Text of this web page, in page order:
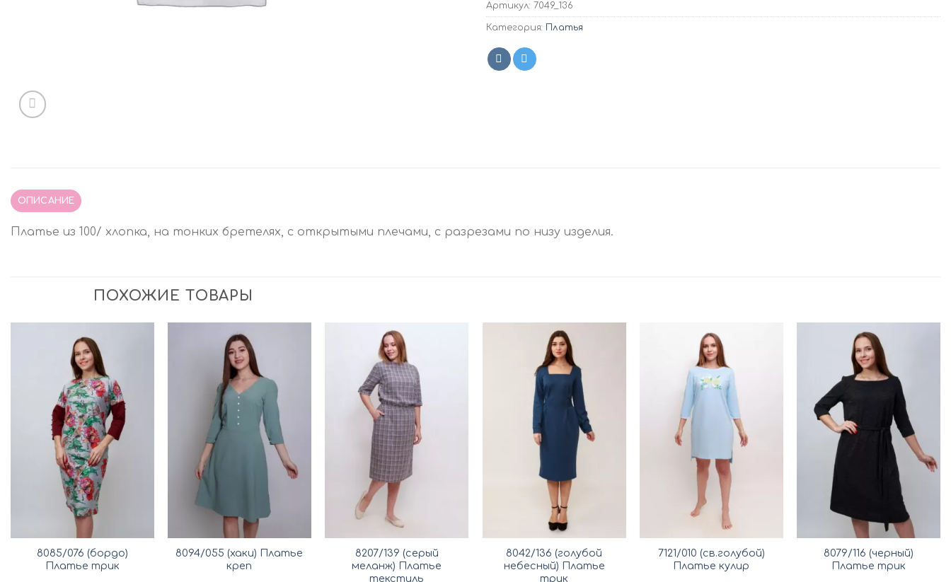
Артикул: 7049_136
Категория: Платья
ОПИСАНИЕ
Платье из 100/ хлопка, на тонких бретелях, с открытыми плечами, с разрезами по низу изделия.
ПОХОЖИЕ ТОВАРЫ
8085/076 (бордо)
Платье трик
8094/055 (хаки) Платье
креп
8207/139 (серый
меланж) Платье
текстиль
8042/136 (голубой
небесный) Платье
трик
7121/010 (св.голубой)
Платье кулир
8079/116 (черный)
Платье трик